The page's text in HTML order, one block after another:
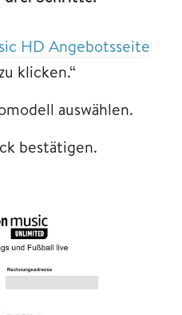
HD Angebotsseite
klicken.“
auswählen.
bestätigen.